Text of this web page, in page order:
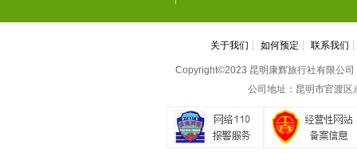
关于我们 ┆ 如何预定 ┆ 联系我们
Copyright©2023 昆明康辉旅行社有限公
公司地址：昆明市官渡